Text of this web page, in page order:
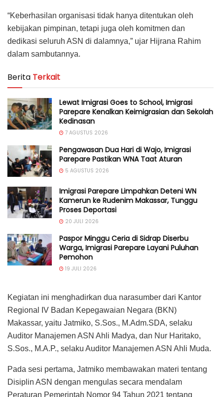
“Keberhasilan organisasi tidak hanya ditentukan oleh
kebijakan pimpinan, tetapi juga oleh komitmen dan
dedikasi seluruh ASN di dalamnya,” ujar Hijrana Rahim
dalam sambutannya.
Berita Terkait
Lewat Imigrasi Goes to School, Imigrasi
Parepare Kenalkan Keimigrasian dan Sekolah
Kedinasan
7 AGUSTUS 2026
Pengawasan Dua Hari di Wajo, Imigrasi
Parepare Pastikan WNA Taat Aturan
5 AGUSTUS 2026
Imigrasi Parepare Limpahkan Deteni WN
Kamerun ke Rudenim Makassar, Tunggu
Proses Deportasi
20 JULI 2026
Paspor Minggu Ceria di Sidrap Diserbu
Warga, Imigrasi Parepare Layani Puluhan
Pemohon
19 JULI 2026
Kegiatan ini menghadirkan dua narasumber dari Kantor
Regional IV Badan Kepegawaian Negara (BKN)
Makassar, yaitu Jatmiko, S.Sos., M.Adm.SDA, selaku
Auditor Manajemen ASN Ahli Madya, dan Nur Haritako,
S.Sos., M.A.P., selaku Auditor Manajemen ASN Ahli Muda.
Pada sesi pertama, Jatmiko membawakan materi tentang
Disiplin ASN dengan mengulas secara mendalam
Peraturan Pemerintah Nomor 94 Tahun 2021 tentang